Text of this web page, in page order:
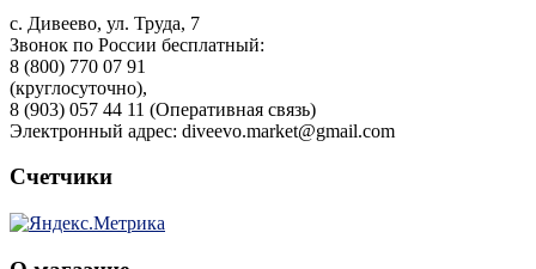
с. Дивеево, ул. Труда, 7
Звонок по России бесплатный:
8 (800) 770 07 91
(круглосуточно),
8 (903) 057 44 11 (Оперативная связь)
Электронный адрес: diveevo.market@gmail.com
Счетчики